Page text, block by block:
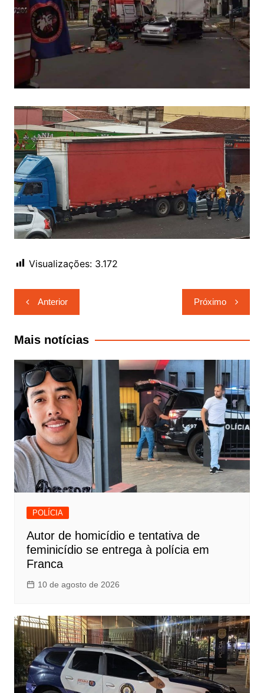
Visualizações: 3.172
Navegação
de
Post
Anterior Próximo
Mais notícias
POLÍCIA
Autor de homicídio e tentativa de
feminicídio se entrega à polícia em
Franca
10 de agosto de 2026